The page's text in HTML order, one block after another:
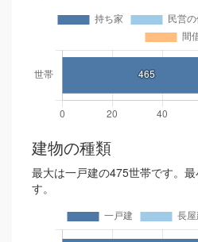
建物の種類
最大は一戸建の475世帯です。
す。